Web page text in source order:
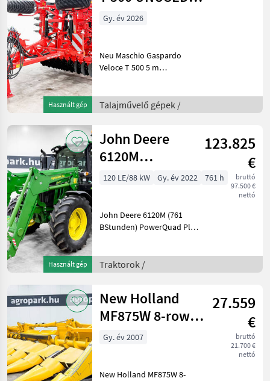
Használt gép
5m folding-
dis
Gy. év 2026
Neu Maschio Gaspardo
Veloce T 500 5 m
Klapprahmen, mit 520
Scheibenblättern,
Tiefenverstellung, doppelte
U-Profil-Walze
Talajművelő gépek /
Használt gép
John Deere
6120M
PowrQuad Plus
transmission,
TLS, cab
123.825
€
bruttó
97.500 €
nettó
120 LE/88 kW Gy. év 2022 761 h
John Deere 6120M (761
BStunden) PowerQuad Plus
Kabinenfederung,
Druckluftbremse, 3
verstellbare Felgen,
ISOBUS,
Traktorok /
New Holland
MF875W 8-row
folding corn
stalk chop
27.559
€
bruttó
21.700 €
nettó
Gy. év 2007
New Holland MF875W 8-